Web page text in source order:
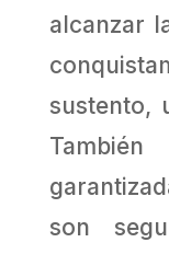
alcanzar
sustento,
son